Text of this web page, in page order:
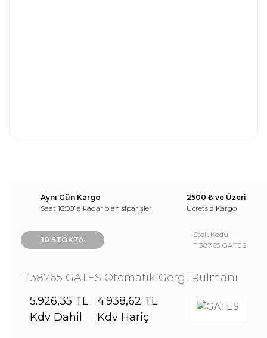
Aynı Gün Kargo
Saat 16:00’ a kadar olan siparişler
2500 ₺ ve Üzeri
Ücretsiz Kargo
10 STOKTA
Stok Kodu
T 38765 GATES
T 38765 GATES Otomatik Gergi Rulmanı
5.926,35 TL
Kdv Dahil
4.938,62 TL
Kdv Hariç